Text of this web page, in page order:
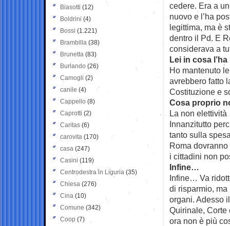
cedere. Era a
nuovo e l’ha
legittima, ma è
dentro il Pd. E
considerava a
Lei in cosa
Ho mantenuto
avrebbero fatto
Costituzione e
Cosa proprio
La non
Innanzitutto
tanto sulla
Roma
i cittadini non
Infine…
Infine… Va
di risparmio,
organi. Adesso
Quirinale, Corte
ora non è più
Biasotti (12)
Boldrini (4)
Bossi (1.221)
Brambilla (38)
Brunetta (83)
Burlando (26)
Camogli (2)
canile (4)
Cappello (8)
Caprotti (2)
Caritas (6)
carovita (170)
casa (247)
Casini (119)
Centrodestra in Liguria (35)
Chiesa (276)
Cina (10)
Comune (342)
Coop (7)